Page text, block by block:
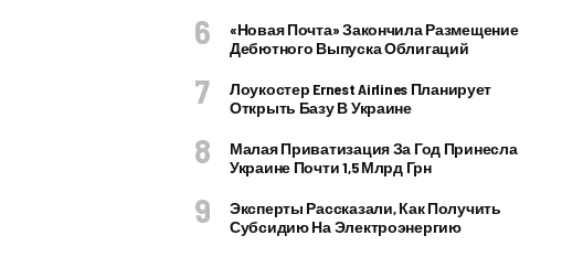
«Новая Почта» Закончила Размещение
Дебютного Выпуска Облигаций
Лоукостер Ernest Airlines Планирует
Открыть Базу В Украине
Малая Приватизация За Год Принесла
Украине Почти 1,5 Млрд Грн
Эксперты Рассказали, Как Получить
Субсидию На Электроэнергию